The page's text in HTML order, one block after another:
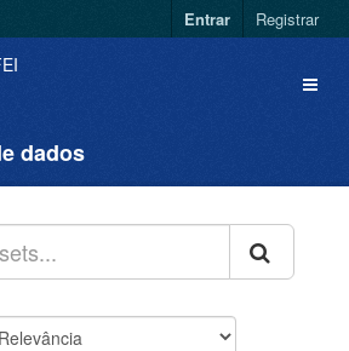
Entrar Registrar
dados